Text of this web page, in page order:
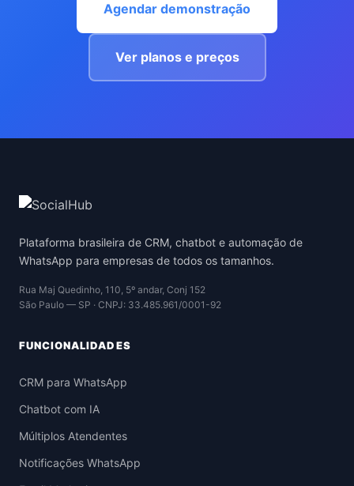
Agendar demonstração
Ver planos e preços
Plataforma brasileira de CRM, chatbot e automação de
WhatsApp para empresas de todos os tamanhos.
Rua Maj Quedinho, 110, 5º andar, Conj 152
São Paulo — SP · CNPJ: 33.485.961/0001-92
FUNCIONALIDADES
CRM para WhatsApp
Chatbot com IA
Múltiplos Atendentes
Notificações WhatsApp